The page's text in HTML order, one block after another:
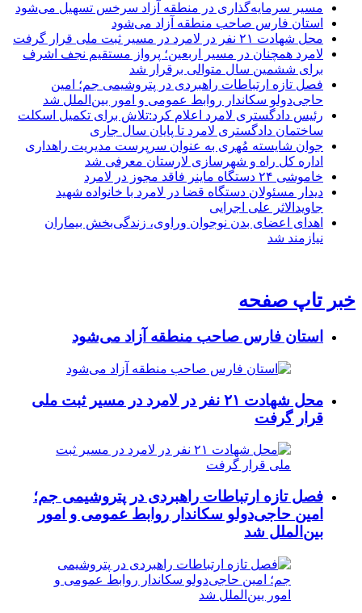
مسیر سرمایه‌گذاری در منطقه آزاد سرخس تسهیل می‌شود
استان فارس صاحب منطقه آزاد می‌شود
محل شهادت ۲۱ نفر در لامرد در مسیر ثبت ملی قرار گرفت
لامرد همچنان در مسیر اربعین؛ پرواز مستقیم نجف اشرف
برای ششمین سال متوالی برقرار شد
فصل تازه ارتباطات راهبردی در پتروشیمی جم؛ امین
حاجی‌دولو سکاندار روابط عمومی و امور بین‌الملل شد
رئیس دادگستری لامرد اعلام کرد:تلاش برای تکمیل اسکلت
ساختمان دادگستری لامرد تا پایان سال جاری
جوان شایسته مُهری به عنوان سرپرست مدیریت راهداری
اداره کل راه و شهرسازی لارستان معرفی شد
خاموشی ۲۴ دستگاه ماینر فاقد مجوز در لامرد
دیدار مسئولان دستگاه قضا در لامرد با خانواده شهید
جاویدالاثر علی اجرایی
اهدای اعضای بدن نوجوان وراوی، زندگی‌بخش بیماران
نیازمند شد
خبر تاپ صفحه
استان فارس صاحب منطقه آزاد می‌شود
محل شهادت ۲۱ نفر در لامرد در مسیر ثبت ملی
قرار گرفت
فصل تازه ارتباطات راهبردی در پتروشیمی جم؛
امین حاجی‌دولو سکاندار روابط عمومی و امور
بین‌الملل شد